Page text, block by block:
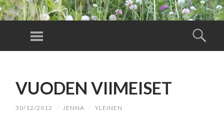
Valikko
VUODEN VIIMEISET
30/12/2012 / JENNA / YLEINEN